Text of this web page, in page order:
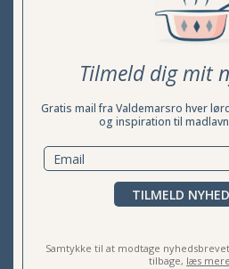
Tilmeld dig mit
Gratis mail fra Valdemarsro hver
og inspiration til
TILMELD
Samtykke til at modtage
tilbage, læs